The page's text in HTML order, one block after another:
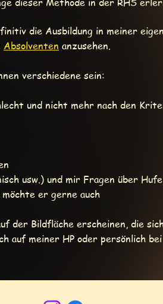
die Ausbildung in meiner
Absolventen anzusehen.
verschiedene sein:
und nicht mehr nach den
usw.) und mir Fragen über
er gerne auch
Bildfläche erscheinen, die sich
auf meiner HP oder persönlich